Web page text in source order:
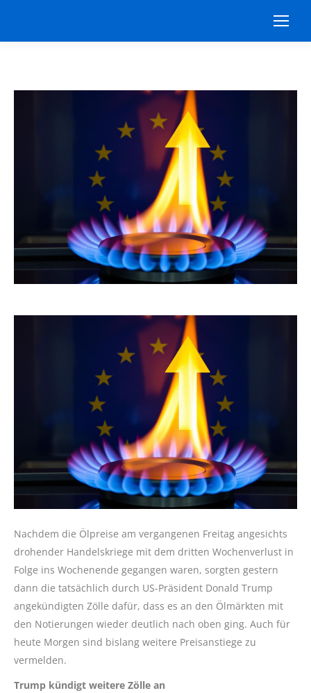
Nachdem die Ölpreise am vergangenen Freitag angesichts
drohender Handelskriege mit dem dritten Wochenverlust in
Folge ins Wochenende gegangen waren, sorgten gestern
dann die tatsächlich durch US-Präsident Donald Trump
angekündigten Zölle dafür, dass es an den Ölmärkten mit
den Notierungen wieder deutlich nach oben ging. Auch für
heute Morgen sind bislang weitere Preisanstiege zu
vermelden.
Trump kündigt weitere Zölle an